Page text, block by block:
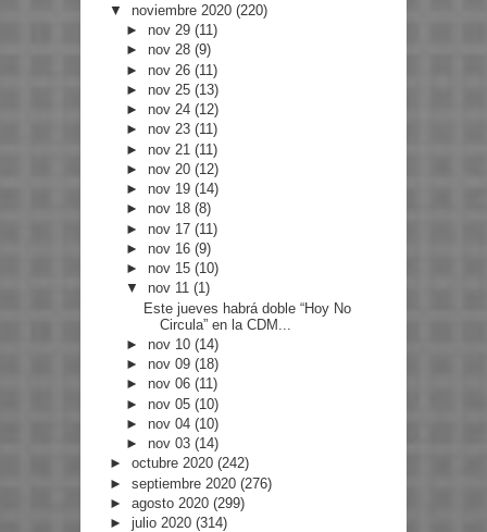
▼ noviembre 2020 (220)
► nov 29(11)
► nov 28(9)
► nov 26(11)
► nov 25(13)
► nov 24(12)
► nov 23(11)
► nov 21(11)
► nov 20(12)
► nov 19(14)
► nov 18(8)
► nov 17(11)
► nov 16(9)
► nov 15(10)
▼ nov 11(1)
Este jueves habrá doble “Hoy No
Circula” en la CDM...
► nov 10(14)
► nov 09(18)
► nov 06(11)
► nov 05(10)
► nov 04(10)
► nov 03(14)
► octubre 2020 (242)
► septiembre 2020 (276)
► agosto 2020 (299)
► julio 2020 (314)